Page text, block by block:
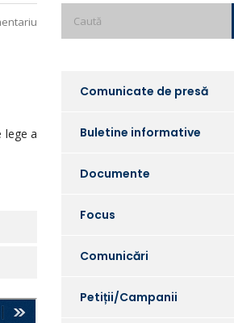
lege a
Comunicate de presă
Buletine informative
Documente
Focus
Comunicări
Petiții/Campanii